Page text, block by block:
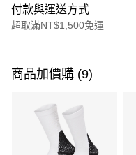
付款與運送方式
超取滿NT$1,500免運
信用卡一次付款
3 期 0 利率 每期
合作金庫商業銀行
商品加價購 (9)